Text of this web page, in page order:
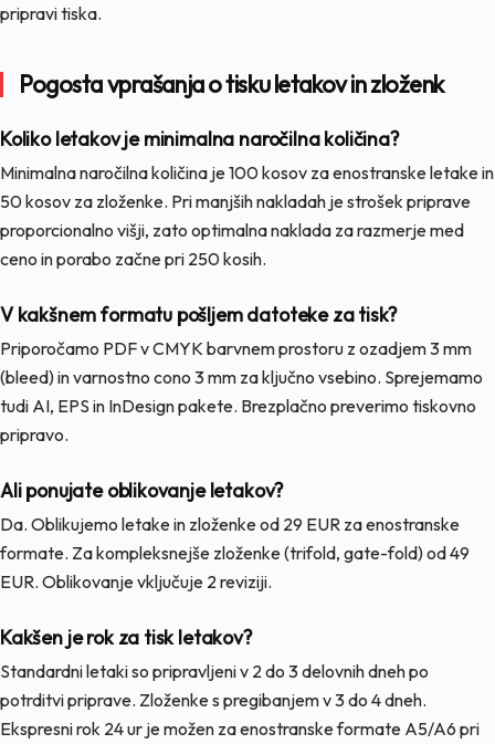
pripravi tiska.
Pogosta vprašanja o tisku letakov in zloženk
Koliko letakov je minimalna naročilna količina?
Minimalna naročilna količina je 100 kosov za enostranske letake in
50 kosov za zloženke. Pri manjših nakladah je strošek priprave
proporcionalno višji, zato optimalna naklada za razmerje med
ceno in porabo začne pri 250 kosih.
V kakšnem formatu pošljem datoteke za tisk?
Priporočamo PDF v CMYK barvnem prostoru z ozadjem 3 mm
(bleed) in varnostno cono 3 mm za ključno vsebino. Sprejemamo
tudi AI, EPS in InDesign pakete. Brezplačno preverimo tiskovno
pripravo.
Ali ponujate oblikovanje letakov?
Da. Oblikujemo letake in zloženke od 29 EUR za enostranske
formate. Za kompleksnejše zloženke (trifold, gate-fold) od 49
EUR. Oblikovanje vključuje 2 reviziji.
Kakšen je rok za tisk letakov?
Standardni letaki so pripravljeni v 2 do 3 delovnih dneh po
potrditvi priprave. Zloženke s pregibanjem v 3 do 4 dneh.
Ekspresni rok 24 ur je možen za enostranske formate A5/A6 pri